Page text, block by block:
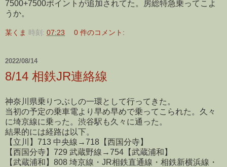
7500+7500ポイントが追加されてた。房総特急乗ってこよ
うか。
某くま 時刻: 07:23 0 件のコメント:
2022/08/14
8/14 相鉄JR連絡線
神奈川県乗りつぶしの一環として行ってきた。
当初の予定の乗車電より早め早めで乗ってこられた。久々
に埼京線に乗った。渋谷駅も久々に通った。
結果的には経路は以下。
【立川】713 中央線→718【西国分寺】
【西国分寺】729 武蔵野線→754【武蔵浦和】
【武蔵浦和】808 埼京線・JR相鉄直通線・相鉄新横浜線・